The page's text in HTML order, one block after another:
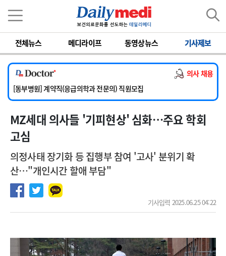
전체뉴스 메디라이프 동영상뉴스 기사제보
의사 채용
[서울아산병원] 2026년 하반기 인턴 모집
[영남대학교의료원] 마취통증의학과 임기제 임상의사 채용
[충남대학교병원] 소아청소년과(소아응급전담) 계약직 의사 공개채용
[동부병원] 계약직(응급의학과 전문의) 직원모집
[이대목동병원] 하반기 전공의(레지던트1년차) 모집
[서울아산병원] 2026년 하반기 인턴 모집
[영남대학교의료원] 마취통증의학과 임기제 임상의사 채용
MZ세대 의사들 '기피현상' 심화…주요 학회
고심
의정사태 장기화 등 집행부 참여 '고사' 분위기 확
산…"개인시간 할애 부담"
기사입력 2025.06.25 04:22